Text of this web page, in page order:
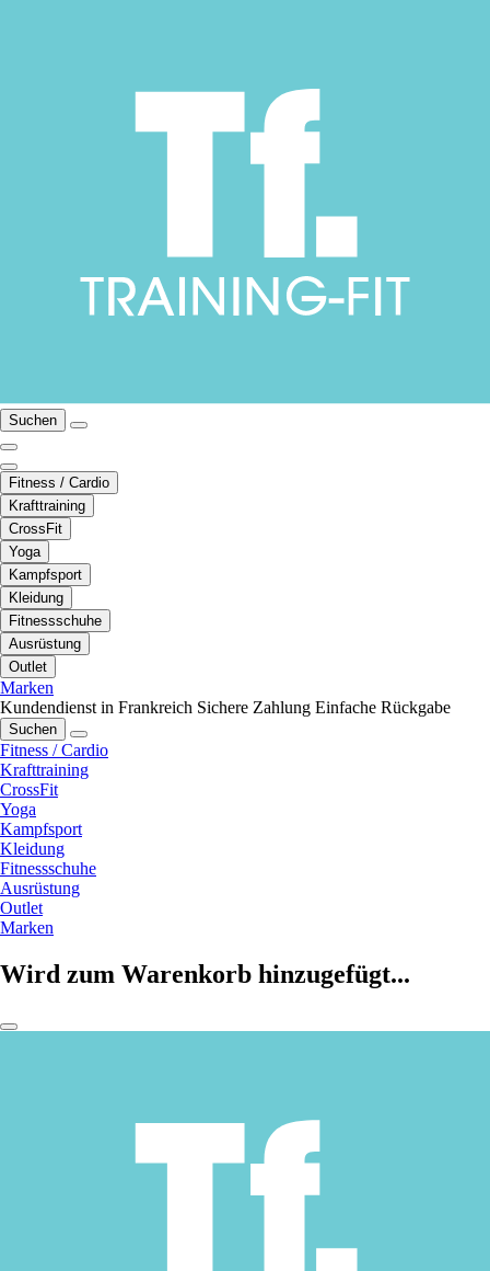
Suchen
Fitness / Cardio
Krafttraining
CrossFit
Yoga
Kampfsport
Kleidung
Fitnessschuhe
Ausrüstung
Outlet
Marken
Kundendienst in Frankreich Sichere Zahlung Einfache Rückgabe
Suchen
Fitness / Cardio
Krafttraining
CrossFit
Yoga
Kampfsport
Kleidung
Fitnessschuhe
Ausrüstung
Outlet
Marken
Wird zum Warenkorb hinzugefügt...